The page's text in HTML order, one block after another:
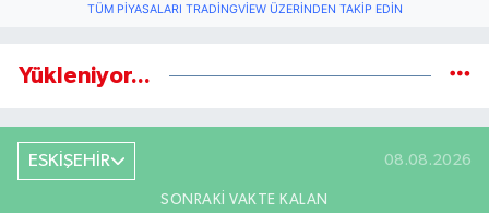
TÜM PIYASALARI TRADINGVIEW ÜZERINDEN TAKIP EDIN
Yükleniyor...
ESKİŞEHİR 08.08.2026
SONRAKI VAKTE KALAN